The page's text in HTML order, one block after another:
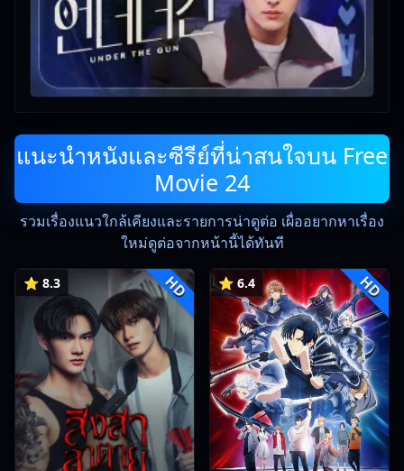
แนะนำหนังและซีรีย์ที่น่าสนใจบน Free
Movie 24
รวมเรื่องแนวใกล้เคียงและรายการน่าดูต่อ เผื่ออยากหาเรื่อง
ใหม่ดูต่อจากหน้านี้ได้ทันที
⭐ 8.3 HD ⭐ 6.4 HD